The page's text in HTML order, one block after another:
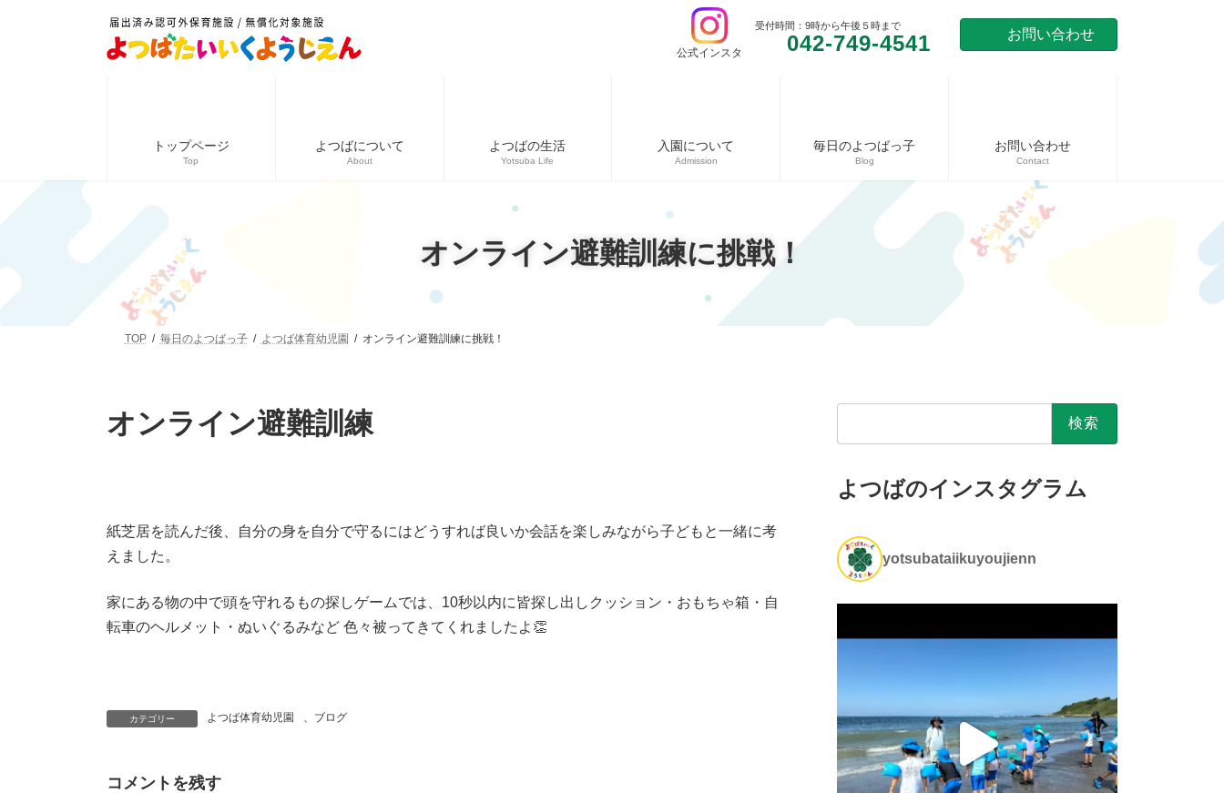
公式インスタ
受付時間：9時から午後５時まで
042-749-4541 お問い合わせ
トップページ
Top
よつばについて
About
よつばの生活
Yotsuba Life
入園について
Admission
毎日のよつばっ子
Blog
お問い合わせ
Contact
オンライン避難訓練に挑戦！
TOP 毎日のよつばっ子 よつば体育幼児園 オンライン避難訓練に挑戦！
オンライン避難訓練
紙芝居を読んだ後、自分の身を自分で守るにはどうすれば良いか会話を楽しみながら子どもと一緒に考
えました。
家にある物の中で頭を守れるもの探しゲームでは、10秒以内に皆探し出しクッション・おもちゃ箱・自
転車のヘルメット・ぬいぐるみなど 色々被ってきてくれましたよ👏
カテゴリー よつば体育幼児園 ブログ
コメントを残す
よつばのインスタグラム
yotsubataiikuyoujienn